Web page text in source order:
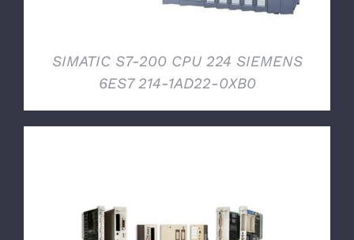
SIMATIC S7-200 CPU 224 SIEMENS
6ES7 214-1AD22-0XB0